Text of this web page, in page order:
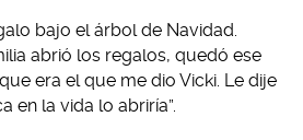
bajo el árbol de Navidad.
abrió los regalos, quedó ese
era el que me dio Vicki. Le dije
en la vida lo abriría”.